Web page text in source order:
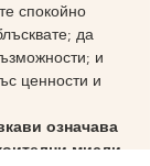
спокойно
да
и
ценности и
означава
мисли